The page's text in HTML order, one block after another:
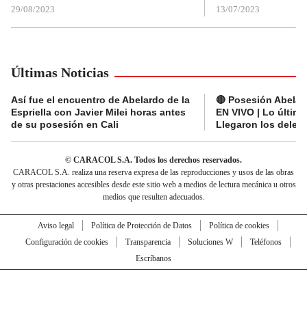
29/08/2023 13/07/2023
Últimas Noticias
Así fue el encuentro de Abelardo de la
Espriella con Javier Milei horas antes
de su posesión en Cali
🔴 Posesión
EN VIVO | Lo
Llegaron los
© CARACOL S.A. Todos los derechos reservados.
CARACOL S.A. realiza una reserva expresa de las reproducciones y usos de las obras
y otras prestaciones accesibles desde este sitio web a medios de lectura mecánica u otros
medios que resulten adecuados.
Aviso legal Política de Protección de Datos
Política de cookies
Configuración de cookies
Transparencia Soluciones W
Teléfonos
Escríbanos